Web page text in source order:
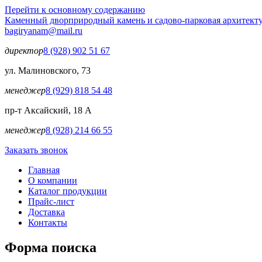
Перейти к основному содержанию
Каменный дворприродный камень и садово-парковая
bagiryanam@mail.ru
директор8 (928) 902 51 67
ул. Малиновского, 73
менеджер8 (929) 818 54 48
пр-т Аксайский, 18 А
менеджер8 (928) 214 66 55
Заказать звонок
Главная
О компании
Каталог продукции
Прайс-лист
Доставка
Контакты
Форма поиска